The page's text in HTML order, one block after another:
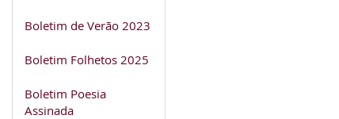
Boletim de Verão 2023
Boletim Folhetos 2025
Boletim Poesia
Assinada